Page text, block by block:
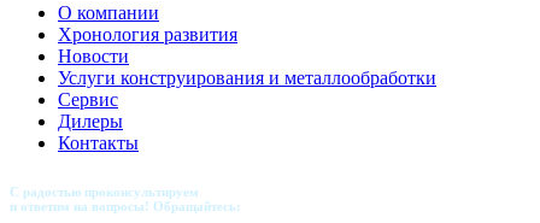
О компании
Хронология развития
Новости
Услуги конструирования и металлообработки
Сервис
Дилеры
Контакты
С радостью проконсультируем
и ответим на вопросы! Обращайтесь: